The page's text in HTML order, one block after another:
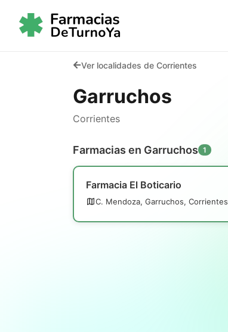
Ver localidades de Corrientes
Garruchos
Corrientes
Farmacias en Garruchos 1
Farmacia El Boticario
C. Mendoza, Garruchos, Corrientes